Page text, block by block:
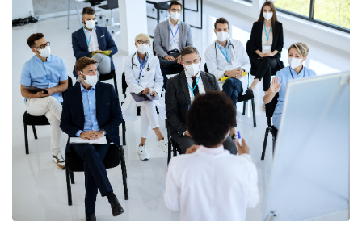
AWS
プログラミング
ビジネス
リモートワーク
社内制度